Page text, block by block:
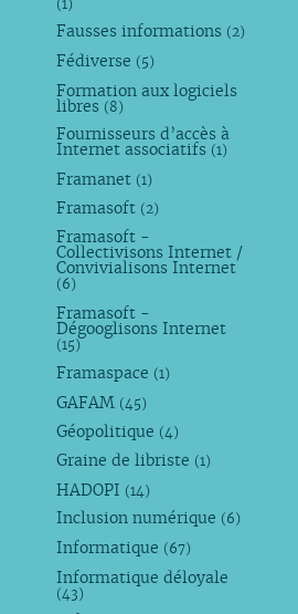
(1)
Fausses informations (2)
Fédiverse (5)
Formation aux logiciels
libres (8)
Fournisseurs d’accès à
Internet associatifs (1)
Framanet (1)
Framasoft (2)
Framasoft -
Collectivisons Internet /
Convivialisons Internet
(6)
Framasoft -
Dégooglisons Internet
(15)
Framaspace (1)
GAFAM (45)
Géopolitique (4)
Graine de libriste (1)
HADOPI (14)
Inclusion numérique (6)
Informatique (67)
Informatique déloyale
(43)